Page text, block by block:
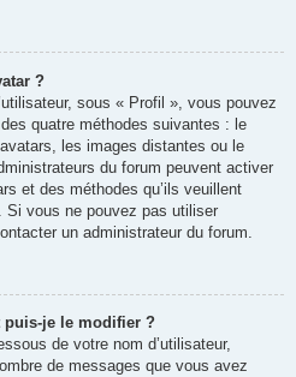
?
sous « Profil », vous pouvez
quatre méthodes suivantes : le
les images distantes ou le
du forum peuvent activer
et des méthodes qu’ils veuillent
Si vous ne pouvez pas utiliser
un administrateur du forum.
puis-je le modifier ?
de votre nom d’utilisateur,
de messages que vous avez